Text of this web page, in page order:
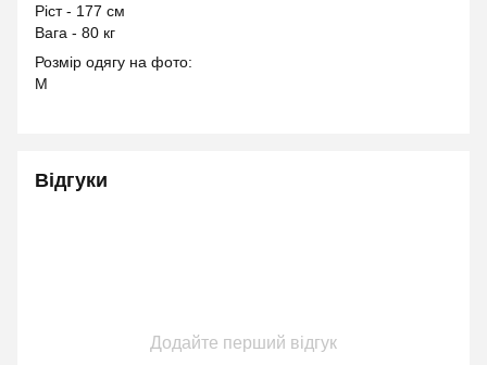
Ріст - 177 см
Вага - 80 кг
Розмір одягу на фото:
М
Відгуки
Додайте перший відгук